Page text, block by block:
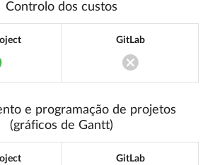
Controlo dos custos
Translation missing:
GitLab
Translation
e programação de projetos
(gráficos de Gantt)
GitLab